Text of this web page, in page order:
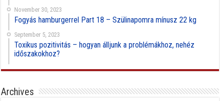
November 30, 2023
Fogyás hamburgerrel Part 18 – Szülinapomra mínusz 22 kg
September 5, 2023
Toxikus pozitivitás – hogyan álljunk a problémákhoz, nehéz
időszakokhoz?
Archives